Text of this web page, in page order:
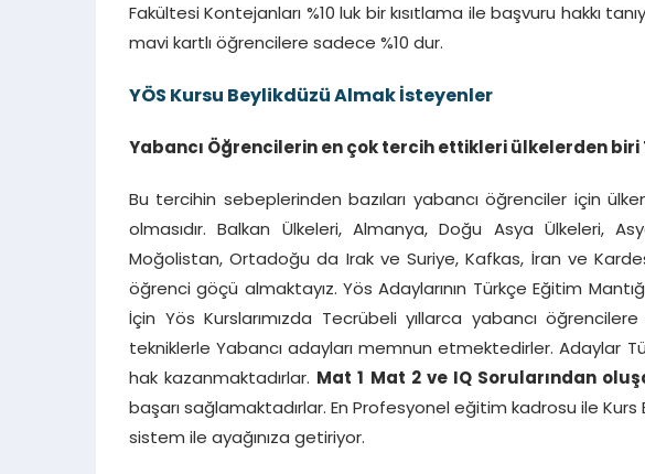
Fakültesi Kontejanları %10 luk bir kısıtlama ile başvuru hakkı
mavi kartlı öğrencilere sadece %10 dur.
YÖS Kursu Beylikdüzü Almak İsteyenler
Yabancı Öğrencilerin en çok tercih ettikleri ülkelerden biri
Bu tercihin sebeplerinden bazıları yabancı öğrenciler için
olmasıdır. Balkan Ülkeleri, Almanya, Doğu Asya Ülkeleri,
Moğolistan, Ortadoğu da Irak ve Suriye, Kafkas, İran ve
öğrenci göçü almaktayız. Yös Adaylarının Türkçe Eğitim
İçin Yös Kurslarımızda Tecrübeli yıllarca yabancı
tekniklerle Yabancı adayları memnun etmektedirler. Adaylar
hak kazanmaktadırlar.
Mat 1 Mat 2 ve IQ Sorularından
başarı sağlamaktadırlar. En Profesyonel eğitim kadrosu ile Kurs
sistem ile ayağınıza getiriyor.